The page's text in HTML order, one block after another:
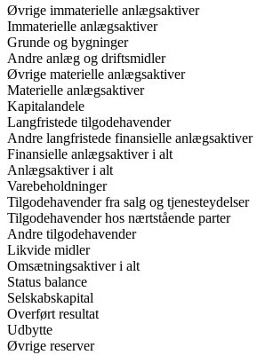
Øvrige immaterielle anlægsaktiver
Immaterielle anlægsaktiver
Grunde og bygninger
Andre anlæg og driftsmidler
Øvrige materielle anlægsaktiver
Materielle anlægsaktiver
Kapitalandele
Langfristede tilgodehavender
Andre langfristede finansielle anlægsaktiver
Finansielle anlægsaktiver i alt
Anlægsaktiver i alt
Varebeholdninger
Tilgodehavender fra salg og tjenesteydelser
Tilgodehavender hos nærtstående parter
Andre tilgodehavender
Likvide midler
Omsætningsaktiver i alt
Status balance
Selskabskapital
Overført resultat
Udbytte
Øvrige reserver